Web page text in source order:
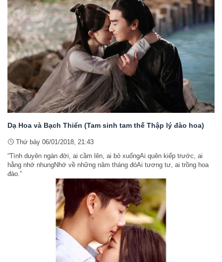
Dạ Hoa và Bạch Thiển (Tam sinh tam thế Thập lý đào hoa)
Thứ bảy 06/01/2018, 21:43
“Tình duyên ngàn đời, ai cầm lên, ai bỏ xuốngAi quên kiếp trước, ai
hằng nhớ nhungNhớ về những năm tháng đóAi tương tư, ai trồng hoa
đào.”